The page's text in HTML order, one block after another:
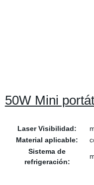
50W Mini
Laser Visibilidad:
Material aplicable:
Sistema de
refrigeración: